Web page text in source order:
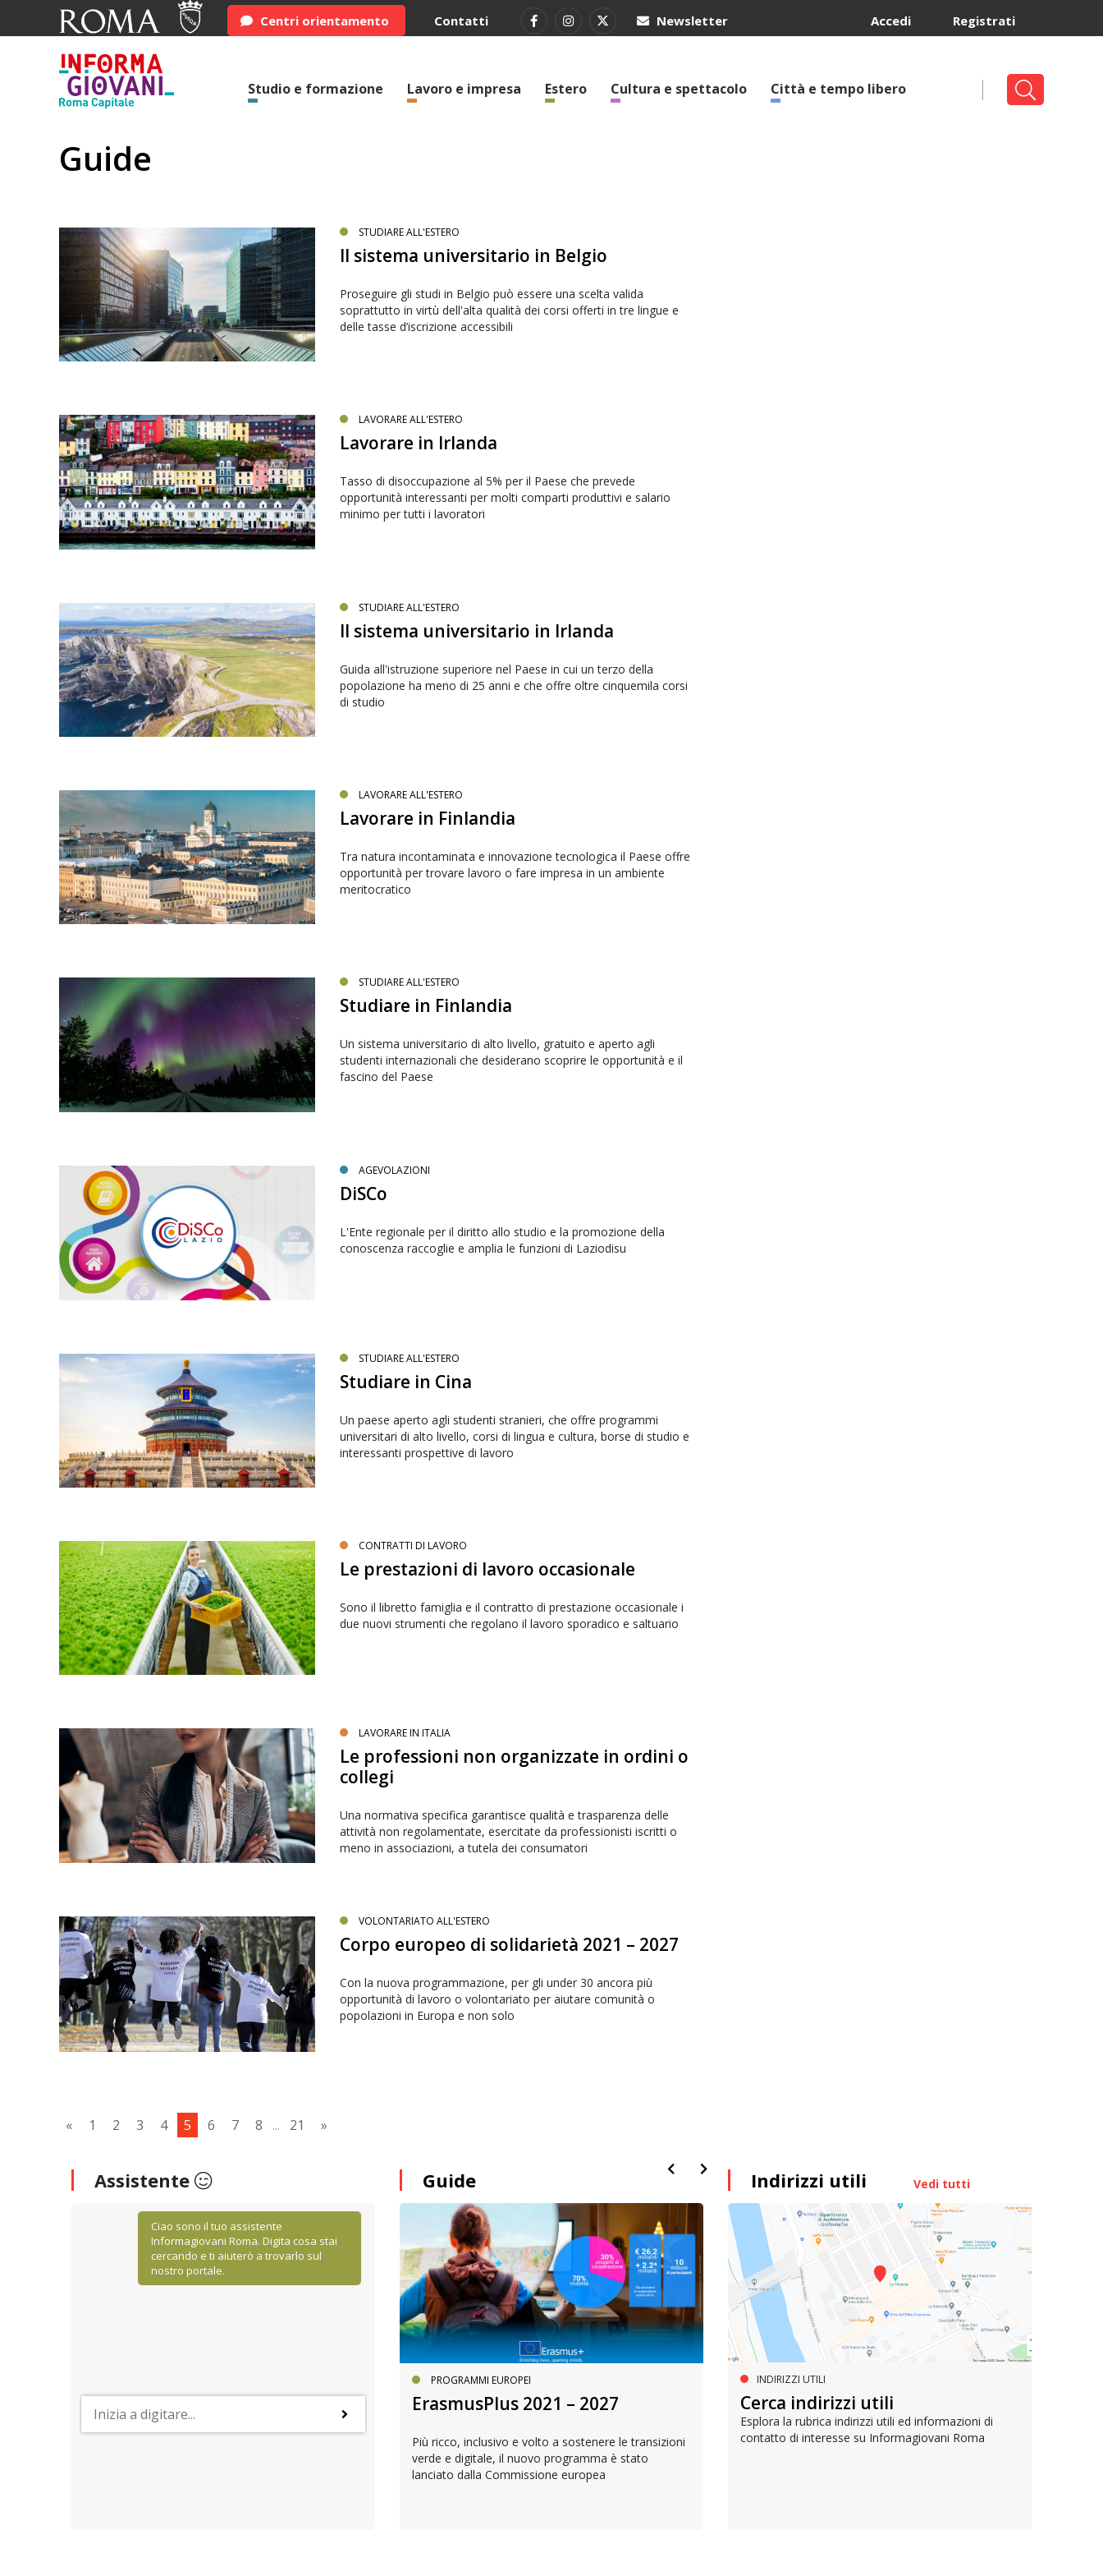
Centri orientamento Contatti Newsletter Registrati
Accedi
Studio e formazione Lavoro e impresa Estero Cultura e spettacolo Città e tempo libero
Guide
STUDIARE ALL'ESTERO
Il sistema universitario in Belgio
Proseguire gli studi in Belgio può essere una scelta valida
soprattutto in virtù dell'alta qualità dei corsi offerti in tre lingue e
delle tasse d’iscrizione accessibili
LAVORARE ALL'ESTERO
Lavorare in Irlanda
Tasso di disoccupazione al 5% per il Paese che prevede
opportunità interessanti per molti comparti produttivi e salario
minimo per tutti i lavoratori
STUDIARE ALL'ESTERO
Il sistema universitario in Irlanda
Guida all'istruzione superiore nel Paese in cui un terzo della
popolazione ha meno di 25 anni e che offre oltre cinquemila corsi
di studio
LAVORARE ALL'ESTERO
Lavorare in Finlandia
Tra natura incontaminata e innovazione tecnologica il Paese offre
opportunità per trovare lavoro o fare impresa in un ambiente
meritocratico
STUDIARE ALL'ESTERO
Studiare in Finlandia
Un sistema universitario di alto livello, gratuito e aperto agli
studenti internazionali che desiderano scoprire le opportunità e il
fascino del Paese
AGEVOLAZIONI
DiSCo
L'Ente regionale per il diritto allo studio e la promozione della
conoscenza raccoglie e amplia le funzioni di Laziodisu
STUDIARE ALL'ESTERO
Studiare in Cina
Un paese aperto agli studenti stranieri, che offre programmi
universitari di alto livello, corsi di lingua e cultura, borse di studio e
interessanti prospettive di lavoro
CONTRATTI DI LAVORO
Le prestazioni di lavoro occasionale
Sono il libretto famiglia e il contratto di prestazione occasionale i
due nuovi strumenti che regolano il lavoro sporadico e saltuario
LAVORARE IN ITALIA
Le professioni non organizzate in ordini o
collegi
Una normativa specifica garantisce qualità e trasparenza delle
attività non regolamentate, esercitate da professionisti iscritti o
meno in associazioni, a tutela dei consumatori
VOLONTARIATO ALL'ESTERO
Corpo europeo di solidarietà 2021 – 2027
Con la nuova programmazione, per gli under 30 ancora più
opportunità di lavoro o volontariato per aiutare comunità o
popolazioni in Europa e non solo
« 1 2 3 4 5 6 7 8 ... 21 »
Assistente
Ciao sono il tuo assistente
Informagiovani Roma. Digita cosa stai
cercando e ti aiuterò a trovarlo sul
nostro portale.
Guide
Il sistema universitario in Belgio
PROGRAMMI EUROPEI
ErasmusPlus 2021 – 2027
Più ricco, inclusivo e volto a sostenere le transizioni
verde e digitale, il nuovo programma è stato
lanciato dalla Commissione europea
PROGETTI EUROPEI
IMPEU – Improving inclusion in
EU
Indirizzi utili Vedi tutti
INDIRIZZI UTILI
Cerca indirizzi utili
Esplora la rubrica indirizzi utili ed informazioni di
contatto di interesse su Informagiovani Roma